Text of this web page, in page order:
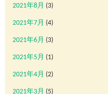
2021年8月 (3)
2021年7月 (4)
2021年6月 (3)
2021年5月 (1)
2021年4月 (2)
2021年3月 (5)